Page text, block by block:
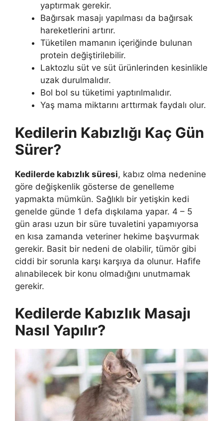
yaptırmak gerekir.
Bağırsak masajı yapılması da bağırsak
hareketlerini artırır.
Tüketilen mamanın içeriğinde bulunan
protein değiştirilebilir.
Laktozlu süt ve süt ürünlerinden kesinlikle
uzak durulmalıdır.
Bol bol su tüketimi yaptırılmalıdır.
Yaş mama miktarını arttırmak faydalı olur.
Kedilerin Kabızlığı Kaç Gün
Sürer?
Kedilerde kabızlık süresi, kabız olma nedenine
göre değişkenlik gösterse de genelleme
yapmakta mümkün. Sağlıklı bir yetişkin kedi
genelde günde 1 defa dışkılama yapar. 4 – 5
gün arası uzun bir süre tuvaletini yapamıyorsa
en kısa zamanda veteriner hekime başvurmak
gerekir. Basit bir nedeni de olabilir, tümör gibi
ciddi bir sorunla karşı karşıya da olunur. Hafife
alınabilecek bir konu olmadığını unutmamak
gerekir.
Kedilerde Kabızlık Masajı
Nasıl Yapılır?